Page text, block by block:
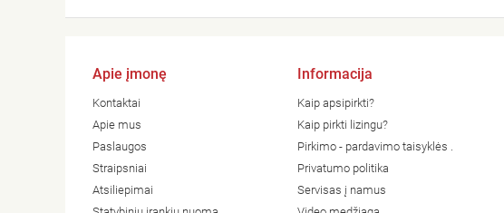
Apie įmonę
Kontaktai
Apie mus
Paslaugos
Straipsniai
Atsiliepimai
Informacija
Kaip apsipirkti?
Kaip pirkti lizingu?
Pirkimo - pardavimo taisyklės .
Privatumo politika
Servisas į namus